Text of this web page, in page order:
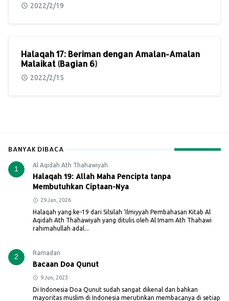
2022/2/19
Halaqah 17: Beriman dengan Amalan-Amalan
Malaikat (Bagian 6)
2022/2/15
BANYAK DIBACA
1 Al Aqidah Ath Thahawiyah
Halaqah 19: Allah Maha Pencipta tanpa
Membutuhkan Ciptaan-Nya
29 Jan, 2026
Halaqah yang ke-19 dari Silsilah ‘Ilmiyyah Pembahasan Kitab Al
Aqidah Ath Thahawiyah yang ditulis oleh Al Imam Ath Thahawi
rahimahullah adal...
2 Ramadan
Bacaan Doa Qunut
9 Jun, 2023
Di Indonesia Doa Qunut sudah sangat dikenal dan bahkan
mayoritas muslim di Indonesia merutinkan membacanya di setiap